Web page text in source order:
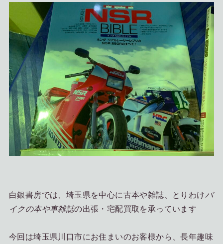
白銀書房では、埼玉県を中心に古本や雑誌、とりわけバ
イクの本や車雑誌の出張・宅配買取を承っています
今回は埼玉県川口市にお住まいのお客様から、長年趣味